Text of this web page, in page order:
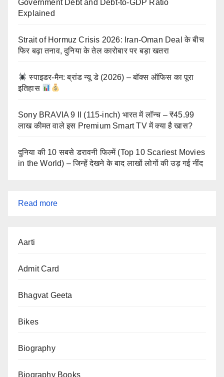
Government Debt and Debt-to-GDP Ratio
Explained
Strait of Hormuz Crisis 2026: Iran-Oman Deal के बीच
फिर बढ़ा तनाव, दुनिया के तेल कारोबार पर बड़ा खतरा
स्पाइडर-मैन: ब्रांड न्यू डे (2026) – बॉक्स ऑफिस का पूरा
इतिहास
Sony BRAVIA 9 II (115-inch) भारत में लॉन्च – ₹45.99
लाख कीमत वाले इस Premium Smart TV में क्या है खास?
दुनिया की 10 सबसे डरावनी फिल्में (Top 10 Scariest Movies
in the World) – जिन्हें देखने के बाद लाखों लोगों की उड़ गई नींद
Read more:
(Shri
Aarti
Admit Card
Bhagvat Geeta
Bikes
Biography
Biography Books